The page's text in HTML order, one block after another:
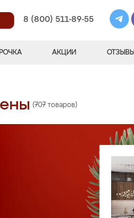
8 (800) 511-89-55
АКЦИИ ОТЗЫВЫ
(707 товаров)